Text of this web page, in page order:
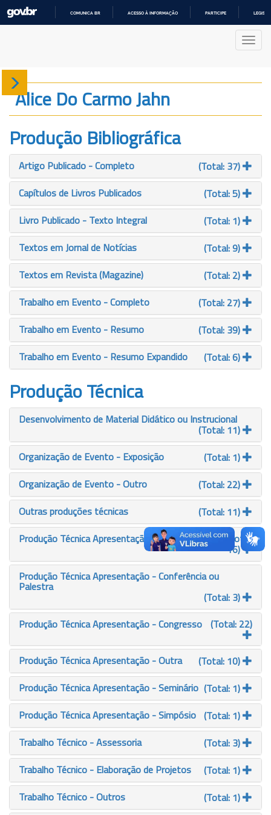
COMUNICA BR ACESSO À INFORMAÇÃO PARTICIPE
Sobre
Produção
Projetos
Gráficos
Alice Do Carmo Jahn
Produção Bibliográfica
Artigo Publicado - Completo
(Total: 37)
Capítulos de Livros Publicados
(Total: 5)
Livro Publicado - Texto Integral
(Total: 1)
Textos em Jornal de Notícias
(Total: 9)
Textos em Revista (Magazine)
(Total: 2)
Trabalho em Evento - Completo
(Total: 27)
Trabalho em Evento - Resumo
(Total: 39)
Trabalho em Evento - Resumo Expandido
(Total: 6)
Produção Técnica
Desenvolvimento de Material Didático ou Instrucional
(Total: 11)
Organização de Evento - Exposição
(Total: 1)
Organização de Evento - Outro
(Total: 22)
Outras produções técnicas
(Total: 11)
Produção Técnica Apresentação - Comunicação
(Total:
16)
Produção Técnica Apresentação - Conferência ou
Palestra
(Total: 3)
Produção Técnica Apresentação - Congresso (Total: 22)
Produção Técnica Apresentação - Outra
(Total: 10)
Produção Técnica Apresentação - Seminário (Total: 1)
Produção Técnica Apresentação - Simpósio (Total: 1)
Trabalho Técnico - Assessoria
(Total: 3)
Trabalho Técnico - Elaboração de Projetos
(Total: 1)
Trabalho Técnico - Outros
(Total: 1)